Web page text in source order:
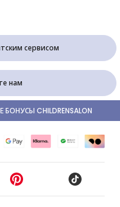
сервисом
нам
CHILDRENSALON